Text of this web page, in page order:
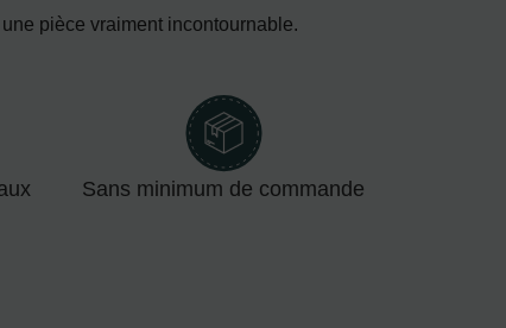
pièce vraiment incontournable.
Sans minimum de commande